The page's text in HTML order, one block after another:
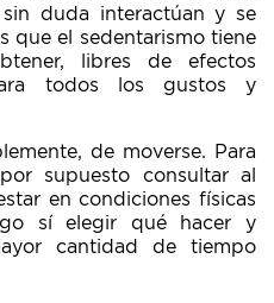
duda interactúan y se
que el sedentarismo tiene
libres de efectos
todos los gustos y
de moverse. Para
supuesto consultar al
en condiciones físicas
sí elegir qué hacer y
cantidad de tiempo